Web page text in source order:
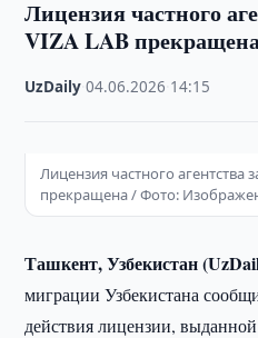
Лицензия частного
VIZA LAB
UzDaily ·04.06.2026 14:15
Лицензия частного агентства
прекращена / Фото:
Ташкент, Узбекистан
миграции Узбекистана
действия лицензии,